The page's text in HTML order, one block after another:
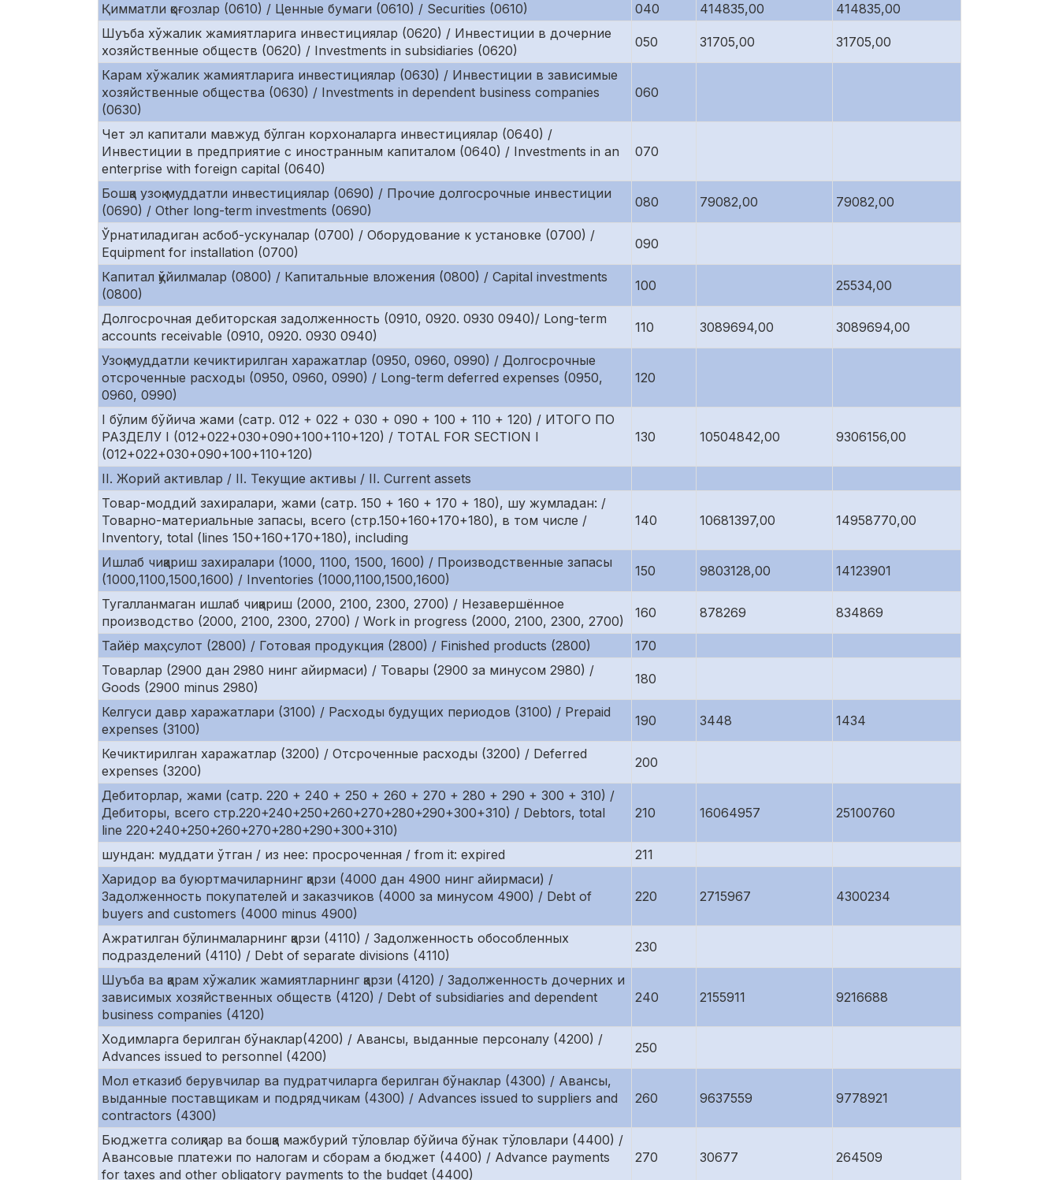
Қимматли қоғозлар (0610) / Ценные бумаги (0610) / Securities (0610) 040 414835,00
414835,00
Шуъба хўжалик жамиятларига инвестициялар (0620) / Инвестиции в дочерние
хозяйственные обществ (0620) / Investments in subsidiaries (0620)
050 31705,00 31705,00
Карам хўжалик жамиятларига инвестициялар (0630) / Инвестиции в зависимые
хозяйственные общества (0630) / Investments in dependent business companies
(0630)
060
Чет эл капитали мавжуд бўлган корхоналарга инвестициялар (0640) /
Инвестиции в предприятие с иностранным капиталом (0640) / Investments in an
enterprise with foreign capital (0640)
070
Бошқа узоқ муддатли инвестициялар (0690) / Прочие долгосрочные инвестиции
(0690) / Other long-term investments (0690)
080 79082,00 79082,00
Ўрнатиладиган асбоб-ускуналар (0700) / Оборудование к установке (0700) /
Equipment for installation (0700)
090
Капитал қўйилмалар (0800) / Капитальные вложения (0800) / Capital investments
(0800)
100 25534,00
Долгосрочная дебиторская задолженность (0910, 0920. 0930 0940)/ Long-term
accounts receivable (0910, 0920. 0930 0940)
110 3089694,00 3089694,00
Узоқ муддатли кечиктирилган харажатлар (0950, 0960, 0990) / Долгосрочные
отсроченные расходы (0950, 0960, 0990) / Long-term deferred expenses (0950,
0960, 0990)
120
I бўлим бўйича жами (сатр. 012 + 022 + 030 + 090 + 100 + 110 + 120) / ИТОГО ПО
РАЗДЕЛУ I (012+022+030+090+100+110+120) / TOTAL FOR SECTION I
(012+022+030+090+100+110+120)
130 10504842,00 9306156,00
II. Жорий активлар / II. Текущие активы / II. Current assets
Товар-моддий захиралари, жами (сатр. 150 + 160 + 170 + 180), шу жумладан: /
Товарно-материальные запасы, всего (стр.150+160+170+180), в том числе /
Inventory, total (lines 150+160+170+180), including
140 10681397,00 14958770,00
Ишлаб чиқариш захиралари (1000, 1100, 1500, 1600) / Производственные запасы
(1000,1100,1500,1600) / Inventories (1000,1100,1500,1600)
150 9803128,00 14123901
Тугалланмаган ишлаб чиқариш (2000, 2100, 2300, 2700) / Незавершённое
производство (2000, 2100, 2300, 2700) / Work in progress (2000, 2100, 2300, 2700)
160 878269 834869
Тайёр маҳсулот (2800) / Готовая продукция (2800) / Finished products (2800)
170
Товарлар (2900 дан 2980 нинг айирмаси) / Товары (2900 за минусом 2980) /
Goods (2900 minus 2980)
180
Келгуси давр харажатлари (3100) / Расходы будущих периодов (3100) / Prepaid
expenses (3100)
190 3448 1434
Кечиктирилган харажатлар (3200) / Отсроченные расходы (3200) / Deferred
expenses (3200)
200
Дебиторлар, жами (сатр. 220 + 240 + 250 + 260 + 270 + 280 + 290 + 300 + 310) /
Дебиторы, всего стр.220+240+250+260+270+280+290+300+310) / Debtors, total
line 220+240+250+260+270+280+290+300+310)
210 16064957 25100760
шундан: муддати ўтган / из нее: просроченная / from it: expired
211
Харидор ва буюртмачиларнинг қарзи (4000 дан 4900 нинг айирмаси) /
Задолженность покупателей и заказчиков (4000 за минусом 4900) / Debt of
buyers and customers (4000 minus 4900)
220 2715967 4300234
Ажратилган бўлинмаларнинг қарзи (4110) / Задолженность обособленных
подразделений (4110) / Debt of separate divisions (4110)
230
Шуъба ва қарам хўжалик жамиятларнинг қарзи (4120) / Задолженность дочерних и
зависимых хозяйственных обществ (4120) / Debt of subsidiaries and dependent
business companies (4120)
240 2155911 9216688
Ходимларга берилган бўнаклар(4200) / Авансы, выданные персоналу (4200) /
Advances issued to personnel (4200)
250
Мол етказиб берувчилар ва пудратчиларга берилган бўнаклар (4300) / Авансы,
выданные поставщикам и подрядчикам (4300) / Advances issued to suppliers and
contractors (4300)
260 9637559 9778921
Бюджетга солиқлар ва бошқа мажбурий тўловлар бўйича бўнак тўловлари (4400) /
Авансовые платежи по налогам и сборам а бюджет (4400) / Advance payments
for taxes and other obligatory payments to the budget (4400)
270 30677 264509